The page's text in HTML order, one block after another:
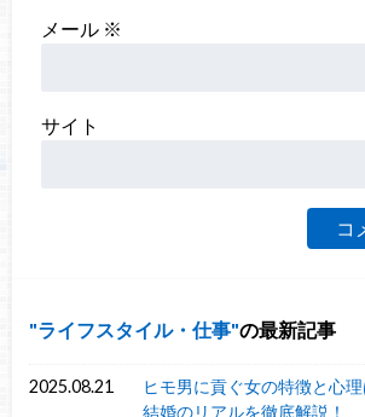
メール ※
サイト
ライフスタイル・仕事 の最新記事
2025.08.21
ヒモ男に貢ぐ女の特徴と心
結婚のリアルを徹底解説！